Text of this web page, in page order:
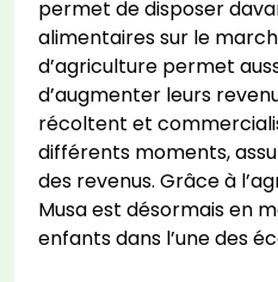
permet de disposer
alimentaires sur le
d’agriculture permet
d’augmenter leurs
récoltent et
différents moments,
des revenus. Grâce à
Musa est désormais en
enfants dans l’une des